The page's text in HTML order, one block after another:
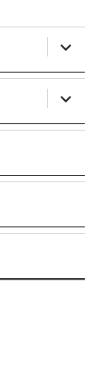
ouvrir
le
sous-
menu
ouvrir
le
sous-
menu